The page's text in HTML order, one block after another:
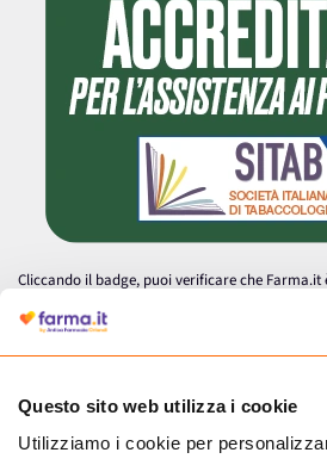
Questo sito web utilizza i cookie
Utilizziamo i cookie per
Cliccando il badge, puoi verificare che
autorizzata dal Ministero della Salute a
medicinali.